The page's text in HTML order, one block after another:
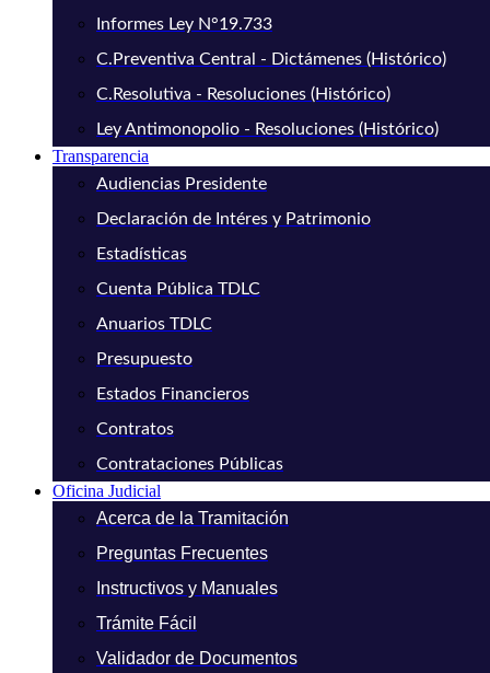
Informes Ley N°19.733
C.Preventiva Central - Dictámenes (Histórico)
C.Resolutiva - Resoluciones (Histórico)
Ley Antimonopolio - Resoluciones (Histórico)
Transparencia
Audiencias Presidente
Declaración de Intéres y Patrimonio
Estadísticas
Cuenta Pública TDLC
Anuarios TDLC
Presupuesto
Estados Financieros
Contratos
Contrataciones Públicas
Oficina Judicial
Acerca de la Tramitación
Preguntas Frecuentes
Instructivos y Manuales
Trámite Fácil
Validador de Documentos